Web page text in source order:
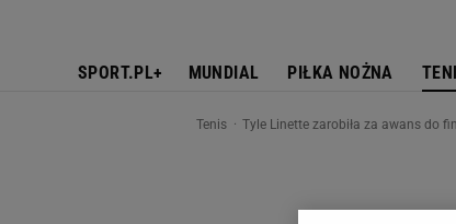
SPORT.PL+ MUNDIAL PIŁKA NOŻNA
Tenis Tyle Linette zarobiła za awans do